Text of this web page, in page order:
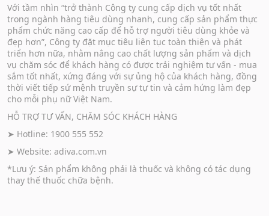
Với tầm nhìn “trở thành Công ty cung cấp dịch vụ tốt nhất
trong ngành hàng tiêu dùng nhanh, cung cấp sản phẩm thực
phẩm chức năng cao cấp để hỗ trợ người tiêu dùng khỏe và
đẹp hơn”, Công ty đặt mục tiêu liên tục toàn thiện và phát
triển hơn nữa, nhằm nâng cao chất lượng sản phẩm và dịch
vụ chăm sóc để khách hàng có được trải nghiệm tư vấn - mua
sắm tốt nhất, xứng đáng với sự ủng hộ của khách hàng, đồng
thời viết tiếp sứ mệnh truyền sự tự tin và cảm hứng làm đẹp
cho mỗi phụ nữ Việt Nam.
HỖ TRỢ TƯ VẤN, CHĂM SÓC KHÁCH HÀNG
➤ Hotline: 1900 555 552
➤ Website: adiva.com.vn
*Lưu ý: Sản phẩm không phải là thuốc và không có tác dụng
thay thế thuốc chữa bệnh.